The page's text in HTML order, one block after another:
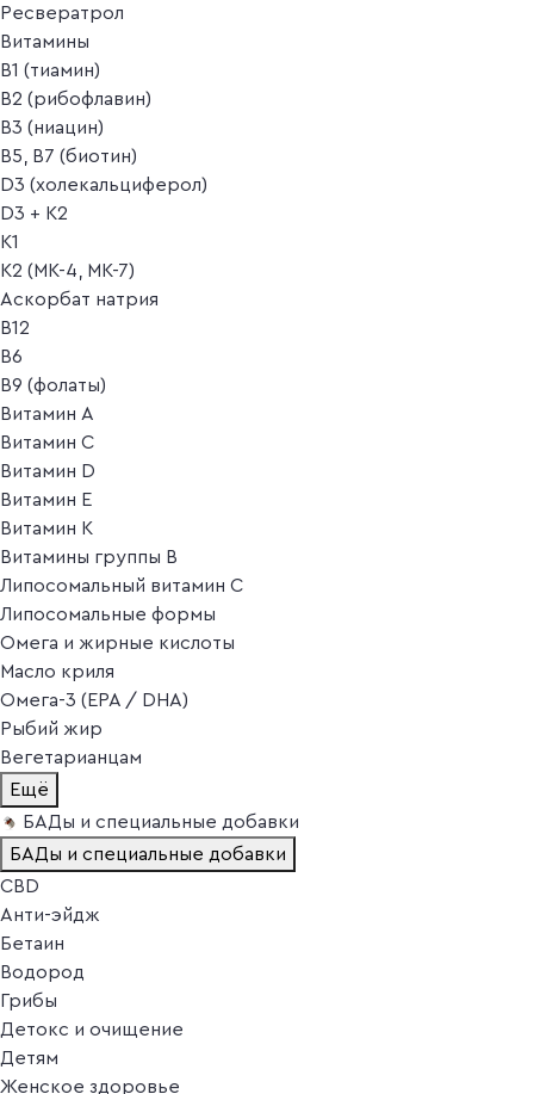
Ресвератрол
Витамины
B1 (тиамин)
B2 (рибофлавин)
B3 (ниацин)
B5, B7 (биотин)
D3 (холекальциферол)
D3 + K2
K1
K2 (MK-4, MK-7)
Аскорбат натрия
В12
В6
В9 (фолаты)
Витамин A
Витамин C
Витамин D
Витамин E
Витамин K
Витамины группы B
Липосомальный витамин C
Липосомальные формы
Омега и жирные кислоты
Масло криля
Омега-3 (EPA / DHA)
Рыбий жир
Вегетарианцам
Ещё
БАДы и специальные добавки
БАДы и специальные добавки
CBD
Анти-эйдж
Бетаин
Водород
Грибы
Детокс и очищение
Детям
Женское здоровье